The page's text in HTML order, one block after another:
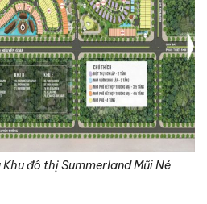
đô thị Summerland Mũi Né